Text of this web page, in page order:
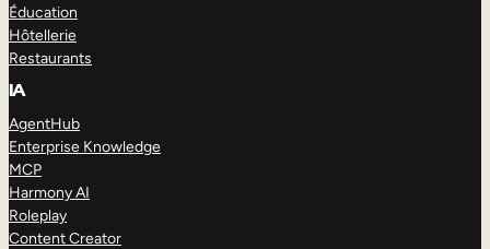
Éducation
Hôtellerie
Restaurants
IA
AgentHub
Enterprise Knowledge
MCP
Harmony AI
Roleplay
Content Creator